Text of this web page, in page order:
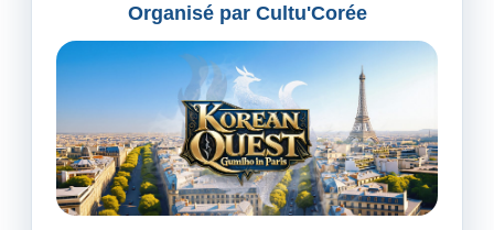
Organisé par Cultu'Corée